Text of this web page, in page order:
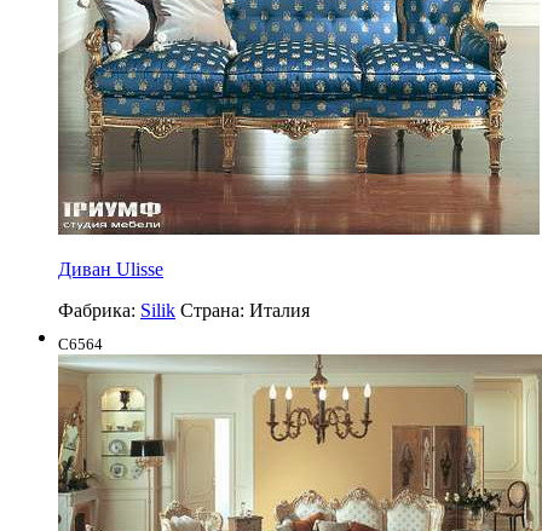
Диван Ulisse
Фабрика: Silik Страна: Италия
C6564